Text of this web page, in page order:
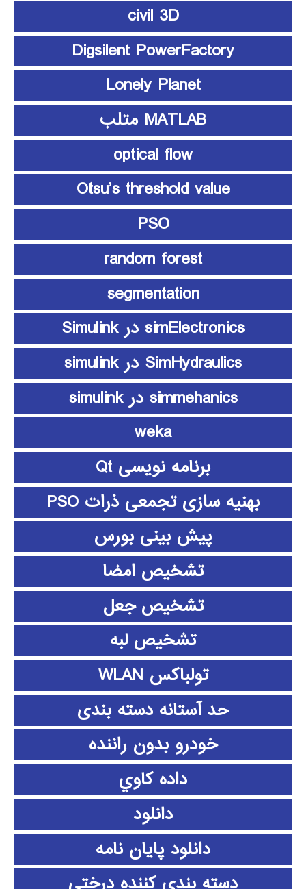
civil 3D
Digsilent PowerFactory
Lonely Planet
MATLAB متلب
optical flow
Otsu’s threshold value
PSO
random forest
segmentation
simElectronics در Simulink
SimHydraulics در simulink
simmehanics در simulink
weka
برنامه نویسی Qt
بهنیه سازی تجمعی ذرات PSO
پیش بینی بورس
تشخیص امضا
تشخیص جعل
تشخیص لبه
تولباکس WLAN
حد آستانه دسته بندی
خودرو بدون راننده
داده كاوي
دانلود
دانلود پايان نامه
دسته بندی کننده درختی